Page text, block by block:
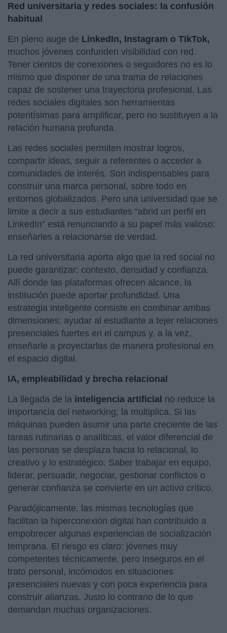
Red universitaria y redes sociales: la confusión
habitual
En pleno auge de LinkedIn, Instagram o TikTok,
muchos jóvenes confunden visibilidad con red.
Tener cientos de conexiones o seguidores no es lo
mismo que disponer de una trama de relaciones
capaz de sostener una trayectoria profesional. Las
redes sociales digitales son herramientas
potentísimas para amplificar, pero no sustituyen a la
relación humana profunda.
Las redes sociales permiten mostrar logros,
compartir ideas, seguir a referentes o acceder a
comunidades de interés. Son indispensables para
construir una marca personal, sobre todo en
entornos globalizados. Pero una universidad que se
limite a decir a sus estudiantes “abrid un perfil en
LinkedIn” está renunciando a su papel más valioso:
enseñarles a relacionarse de verdad.
La red universitaria aporta algo que la red social no
puede garantizar: contexto, densidad y confianza.
Allí donde las plataformas ofrecen alcance, la
institución puede aportar profundidad. Una
estrategia inteligente consiste en combinar ambas
dimensiones: ayudar al estudiante a tejer relaciones
presenciales fuertes en el campus y, a la vez,
enseñarle a proyectarlas de manera profesional en
el espacio digital.
IA, empleabilidad y brecha relacional
La llegada de la inteligencia artificial no reduce la
importancia del networking; la multiplica. Si las
máquinas pueden asumir una parte creciente de las
tareas rutinarias o analíticas, el valor diferencial de
las personas se desplaza hacia lo relacional, lo
creativo y lo estratégico. Saber trabajar en equipo,
liderar, persuadir, negociar, gestionar conflictos o
generar confianza se convierte en un activo crítico.
Paradójicamente, las mismas tecnologías que
facilitan la hiperconexión digital han contribuido a
empobrecer algunas experiencias de socialización
temprana. El riesgo es claro: jóvenes muy
competentes técnicamente, pero inseguros en el
trato personal, incómodos en situaciones
presenciales nuevas y con poca experiencia para
construir alianzas. Justo lo contrario de lo que
demandan muchas organizaciones.